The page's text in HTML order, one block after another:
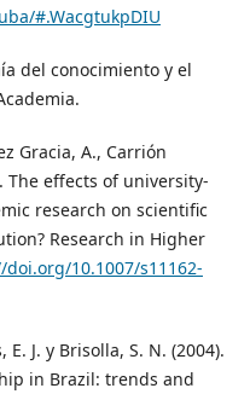
#.WacgtukpDIU
del conocimiento y el
Gracia, A., Carrión
The effects of university-
research on scientific
Research in Higher
10.1007/s11162-
J. y Brisolla, S. N. (2004).
in Brazil: trends and